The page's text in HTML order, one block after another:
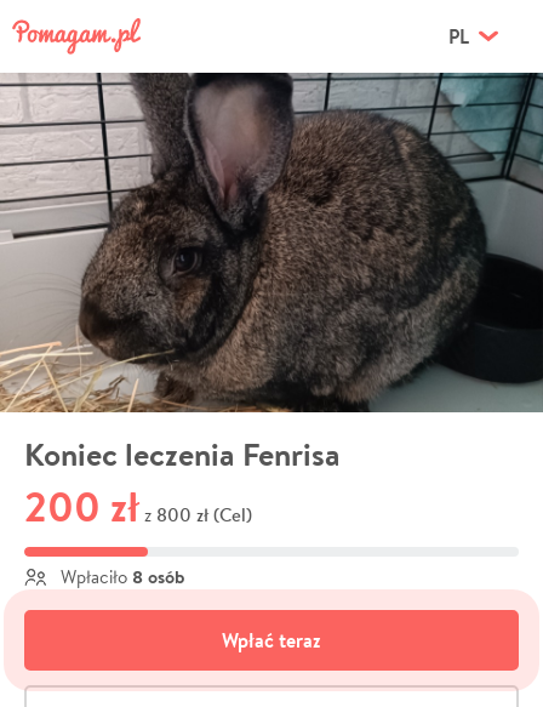
PL
Koniec leczenia Fenrisa
200 zł z 800 zł (Cel)
Wpłaciło 8 osób
Wpłać teraz